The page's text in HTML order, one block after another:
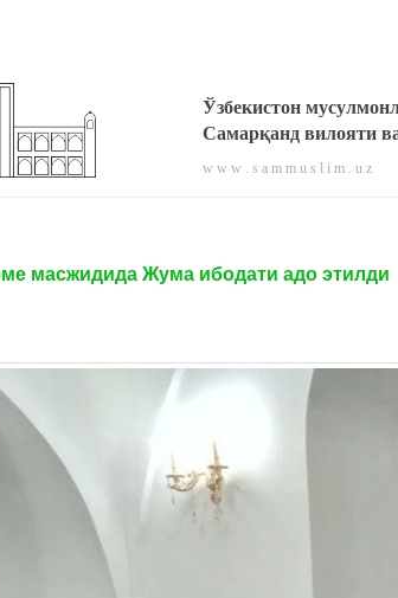
Ўзбекистон
Самарқанд вилояти
w w w . s a m m u s l i m . u z
масжидида Жума ибодати адо этилди